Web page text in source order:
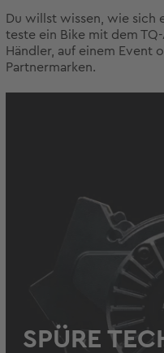
Du willst wissen, wie sich
teste ein Bike mit dem
Händler, auf einem Event
Partnermarken.
SPÜRE